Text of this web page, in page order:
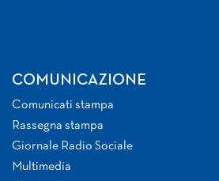
COMUNICAZIONE
Comunicati stampa
Rassegna stampa
Giornale Radio Sociale
Multimedia